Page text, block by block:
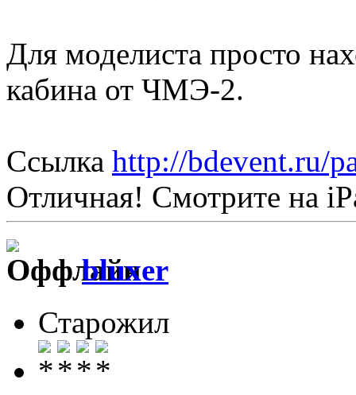
Для моделиста просто
кабина от ЧМЭ-2.
Ссылка http://bdevent.ru/
Отличная! Смотрите на
bluxer
Старожил